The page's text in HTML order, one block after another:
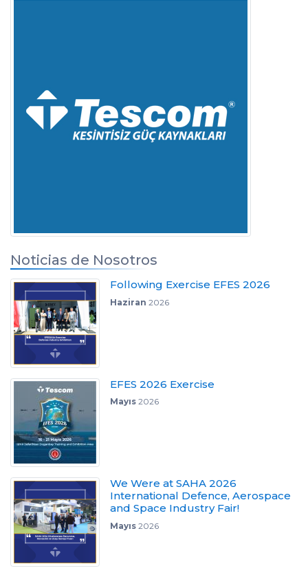
Noticias de Nosotros
Following Exercise EFES 2026
Haziran 2026
EFES 2026 Exercise
Mayıs2026
We Were at SAHA 2026
International Defence, Aerospace
and Space Industry Fair!
Mayıs2026